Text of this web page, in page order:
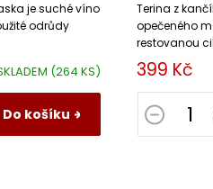
(264 KS)
Do košíku
je suché víno
odrůdy
399 Kč
Terina z
opečeného
restovanou
opravdovou
milovníky